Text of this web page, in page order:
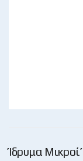
Ίδρυμα